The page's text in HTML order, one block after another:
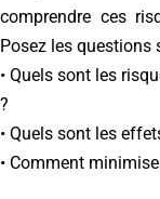
comprendre ces
Posez les questions
• Quels sont les
?
• Quels sont les
• Comment